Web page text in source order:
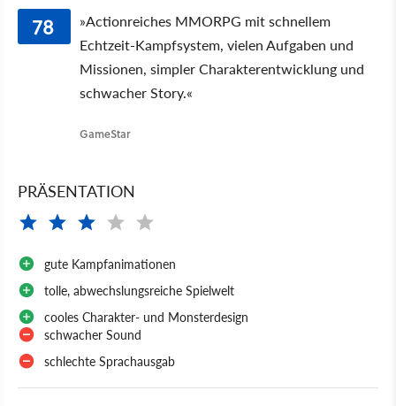
78
»Actionreiches MMORPG mit schnellem
Echtzeit-Kampfsystem, vielen Aufgaben und
Missionen, simpler Charakterentwicklung und
schwacher Story.«
GameStar
PRÄSENTATION
gute Kampfanimationen
tolle, abwechslungsreiche Spielwelt
cooles Charakter- und Monsterdesign
schwacher Sound
schlechte Sprachausgab